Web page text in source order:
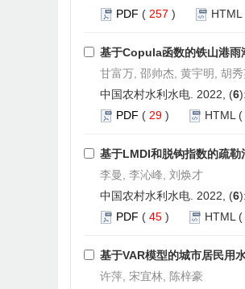
PDF ( 257 ) HTML
基于Copula函数的铁山港雨
甘富万, 邵帅杰, 黄宇明, 胡
中国农村水利水电. 2022, (6
PDF ( 29 ) HTML (
基于LMDI和脱钩指数的疏
李曼, 李沁峰, 刘焕才
中国农村水利水电. 2022, (6
PDF ( 45 ) HTML (
基于VAR模型的城市居民用
许萍, 宋宜林, 陈梓豪